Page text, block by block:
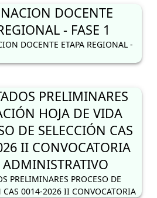
DOCENTE
- FASE 1
DOCENTE ETAPA REGIONAL -
PRELIMINARES
HOJA DE VIDA
DE SELECCIÓN CAS
II CONVOCATORIA
PRELIMINARES PROCESO DE
CAS 0014-2026 II CONVOCATORIA